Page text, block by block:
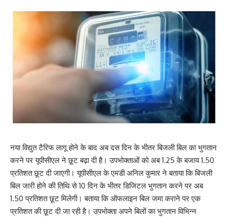
नया विद्युत टैरिफ लागू होने के बाद अब दस दिन के भीतर बिजली बिल का भुगतान
करने पर यूपीसीएल ने छूट बढ़ा दी है। उपभोक्ताओं को अब 1.25 के बजाय 1.50
प्रतिशत छूट दी जाएगी। यूपीसीएल के एमडी अनिल कुमार ने बताया कि बिजली
बिल जारी होने की तिथि से 10 दिन के भीतर डिजिटल भुगतान करने पर अब
1.50 प्रतिशत छूट मिलेगी। बताया कि ऑफलाइन बिल जमा कराने पर एक
प्रतिशत की छूट दी जा रही है। उपभोक्ता अपने बिलों का भुगतान विभिन्न